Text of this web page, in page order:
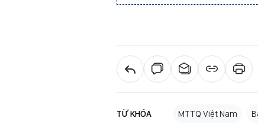
TỪ KHÓA MTTQ Việt Nam